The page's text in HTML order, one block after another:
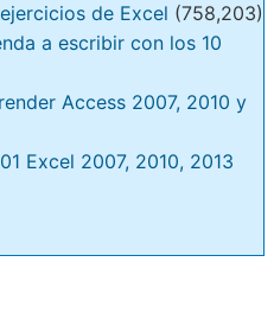
de Excel (758,203)
a escribir con los 10
Access 2007, 2010 y
Excel 2007, 2010, 2013